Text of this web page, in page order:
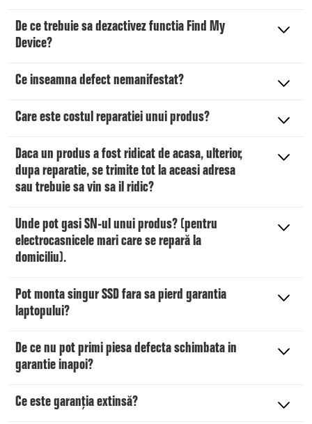
De ce trebuie sa dezactivez functia Find My
Device?
Ce inseamna defect nemanifestat?
Care este costul reparatiei unui produs?
Daca un produs a fost ridicat de acasa, ulterior,
dupa reparatie, se trimite tot la aceasi adresa
sau trebuie sa vin sa il ridic?
Unde pot gasi SN-ul unui produs? (pentru
electrocasnicele mari care se repară la
domiciliu).
Pot monta singur SSD fara sa pierd garantia
laptopului?
De ce nu pot primi piesa defecta schimbata in
garantie inapoi?
Ce este garanția extinsă?